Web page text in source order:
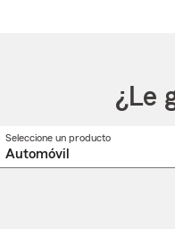
¿Le
Seleccione un productoSeleccione